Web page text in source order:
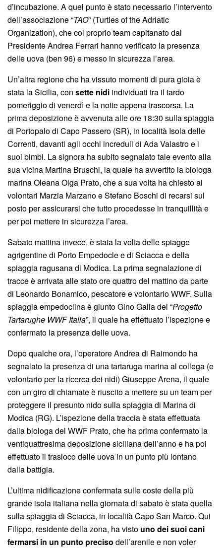
d’incubazione. A quel punto è stato necessario l’intervento
dell’associazione “TAO” (Turtles of the Adriatic
Organization), che col proprio team capitanato dal
Presidente Andrea Ferrari hanno verificato la presenza
delle uova (ben 96) e messo in sicurezza l’area.
Un’altra regione che ha vissuto momenti di pura gioia è
stata la Sicilia, con sette nidi individuati tra il tardo
pomeriggio di venerdì e la notte appena trascorsa. La
prima deposizione è avvenuta alle ore 18:30 sulla spiaggia
di Portopalo di Capo Passero (SR), in località Isola delle
Correnti, davanti agli occhi increduli di Ada Valastro e i
suoi bimbi. La signora ha subito segnalato tale evento alla
sua vicina Martina Bruschi, la quale ha avvertito la biologa
marina Oleana Olga Prato, che a sua volta ha chiesto ai
volontari Marzia Marzano e Stefano Boschi di recarsi sul
posto per assicurarsi che tutto procedesse in tranquillità e
per poi mettere in sicurezza l’area.
Sabato mattina invece, è stata la volta delle spiagge
agrigentine di Porto Empedocle e di Sciacca e della
spiaggia ragusana di Modica. La prima segnalazione di
tracce è arrivata alle stato ore quattro del mattino da parte
di Leonardo Bonamico, pescatore e volontario WWF. Sulla
spiaggia empedoclina è giunto Gino Galia del “Progetto
Tartarughe WWF Italia”, il quale ha effettuato l’ispezione e
confermato la presenza delle uova.
Dopo qualche ora, l’operatore Andrea di Raimondo ha
segnalato la presenza di una tartaruga marina al collega (e
volontario per la ricerca dei nidi) Giuseppe Arena, il quale
con un giro di chiamate è riuscito a mettere su un team per
proteggere il presunto nido sulla spiaggia di Marina di
Modica (RG). L’ispezione della traccia è stata effettuata
dalla biologa del WWF Prato, che ha prima confermato la
ventiquattresima deposizione siciliana dell’anno e ha poi
effettuato il trasloco delle uova in un punto più lontano
dalla battigia.
L’ultima nidificazione confermata sulle coste della più
grande isola italiana nella giornata di sabato è stata quella
sulla spiaggia di Sciacca, in località Capo San Marco. Qui
Filippo, residente della zona, ha visto uno dei suoi cani
fermarsi in un punto preciso dell’arenile e non voler